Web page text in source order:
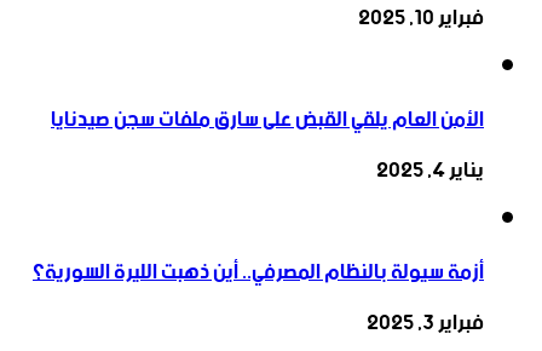
فبراير 10, 2025
الأمن العام يلقي القبض على سارق ملفات سجن صيدنايا
يناير 4, 2025
أزمة سيولة بالنظام المصرفي.. أين ذهبت الليرة السورية؟
فبراير 3, 2025